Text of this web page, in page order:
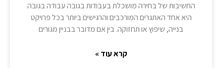
החשיבות של בחירה מושכלת בעבודות בגובה עבודה בגובה
היא אחד האתגרים המורכבים והרגישים ביותר בכל פרויקט
בנייה, שיפוץ או תחזוקה. בין אם מדובר בבניין מגורים
קרא עוד »